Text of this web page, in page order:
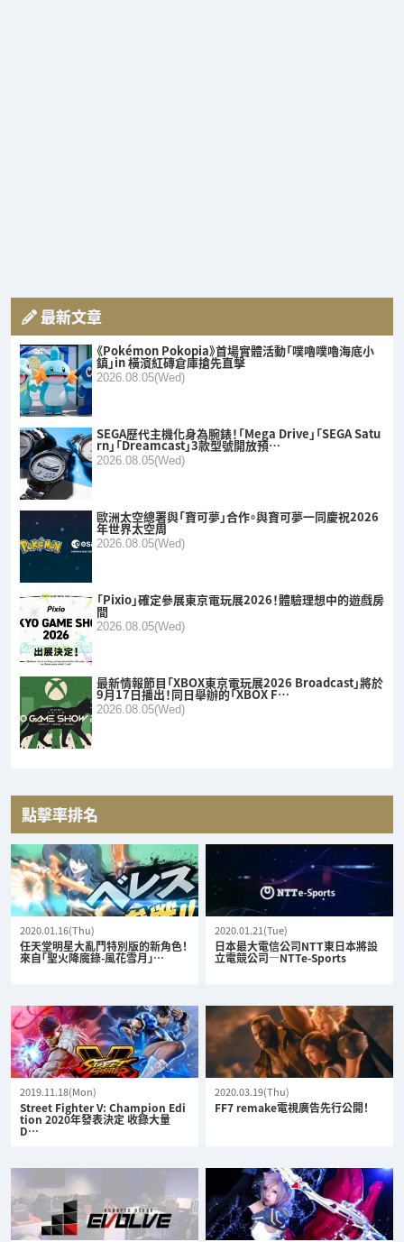
最新文章
《Pokémon Pokopia》首場實體活動「噗嚕噗嚕海底小
鎮」in 橫濱紅磚倉庫搶先直擊
2026.08.05(Wed)
SEGA歷代主機化身為腕錶！「Mega Drive」「SEGA Satu
rn」「Dreamcast」3款型號開放預…
2026.08.05(Wed)
歐洲太空總署與「寶可夢」合作。與寶可夢一同慶祝2026
年世界太空周
2026.08.05(Wed)
「Pixio」確定參展東京電玩展2026！體驗理想中的遊戲房
間
2026.08.05(Wed)
最新情報節目「XBOX東京電玩展2026 Broadcast」將於
9月17日播出！同日舉辦的「XBOX F…
2026.08.05(Wed)
點擊率排名
2020.01.16(Thu)
任天堂明星大亂鬥特別版的新角色！
來自「聖火降魔錄-風花雪月」…
2020.01.21(Tue)
日本最大電信公司NTT東日本將設
立電競公司—NTTe-Sports
2019.11.18(Mon)
Street Fighter V: Champion Edi
tion 2020年發表決定 收錄大量
D…
2020.03.19(Thu)
FF7 remake電視廣告先行公開！